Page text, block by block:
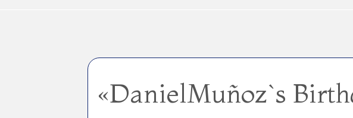
«DanielMuñoz`s